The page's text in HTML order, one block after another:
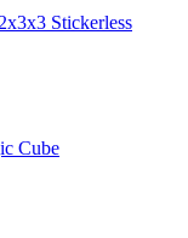
Stickerless
Cube